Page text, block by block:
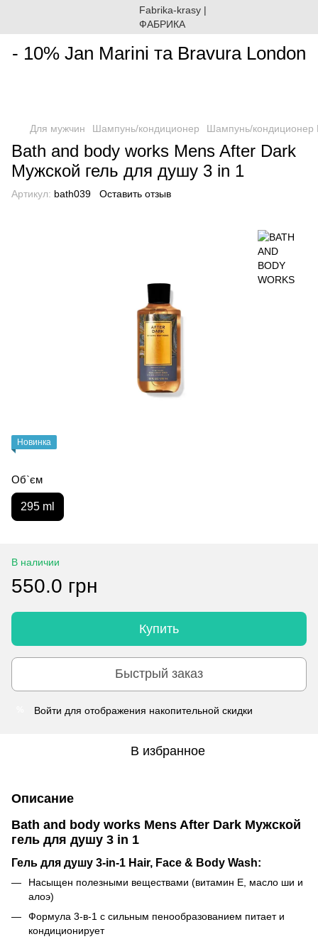
- 10% Jan Marini та Bravura London
Для мужчин Шампунь/кондиционер Шампунь/кондиционер
Bath and body works Mens After Dark
Мужской гель для душу 3 in 1
Артикул: bath039 Оставить отзыв
Новинка
Об`єм
295 ml
В наличии
550.0 грн
Купить
Быстрый заказ
Войти для отображения накопительной скидки
В избранное
Описание
Bath and body works Mens After Dark Мужской
гель для душу 3 in 1
Гель для душу 3-in-1 Hair, Face & Body Wash:
Насыщен полезными веществами (витамин Е, масло ши и
алоэ)
Формула 3-в-1 с сильным пенообразованием питает и
кондиционирует